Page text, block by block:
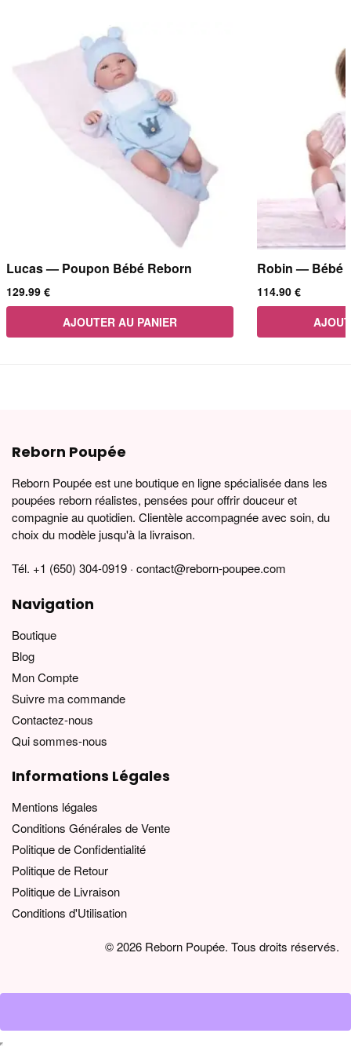
Lucas — Poupon Bébé Reborn
129.99 €
AJOUTER AU PANIER
Robin — Bébé
114.90 €
Reborn Poupée
Reborn Poupée est une boutique en ligne spécialisée dans les
poupées reborn réalistes, pensées pour offrir douceur et
compagnie au quotidien. Clientèle accompagnée avec soin, du
choix du modèle jusqu'à la livraison.
Tél. +1 (650) 304-0919 · contact@reborn-poupee.com
Navigation
Boutique
Blog
Mon Compte
Suivre ma commande
Contactez-nous
Qui sommes-nous
Informations Légales
Mentions légales
Conditions Générales de Vente
Politique de Confidentialité
Politique de Retour
Politique de Livraison
Conditions d'Utilisation
© 2026 Reborn Poupée. Tous droits réservés.